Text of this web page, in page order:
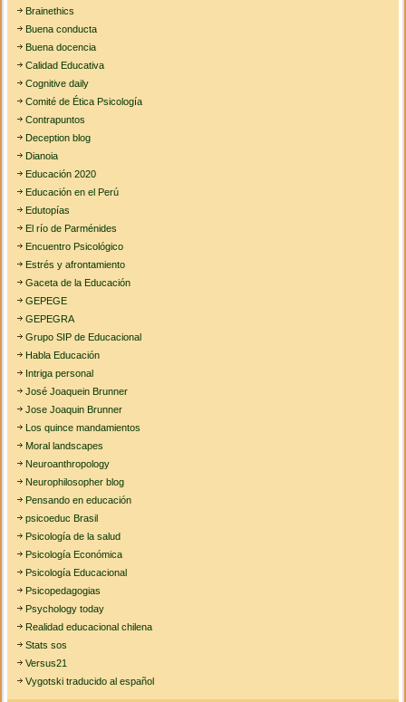
Brainethics
Buena conducta
Buena docencia
Calidad Educativa
Cognitive daily
Comité de Ética Psicología
Contrapuntos
Deception blog
Dianoia
Educación 2020
Educación en el Perú
Edutopías
El río de Parménides
Encuentro Psicológico
Estrés y afrontamiento
Gaceta de la Educación
GEPEGE
GEPEGRA
Grupo SIP de Educacional
Habla Educación
Intriga personal
José Joaquein Brunner
Jose Joaquin Brunner
Los quince mandamientos
Moral landscapes
Neuroanthropology
Neurophilosopher blog
Pensando en educación
psicoeduc Brasil
Psicología de la salud
Psicología Económica
Psicología Educacional
Psicopedagogias
Psychology today
Realidad educacional chilena
Stats sos
Versus21
Vygotski traducido al español